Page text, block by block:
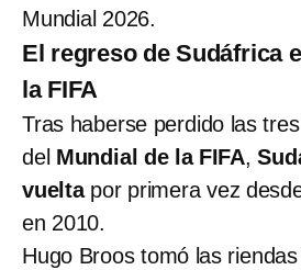
Mundial 2026.
El regreso de Sudáfrica
la FIFA
Tras haberse perdido las
del Mundial de la FIFA,
vueltapor primera vez
en 2010.
Hugo Broos tomó las